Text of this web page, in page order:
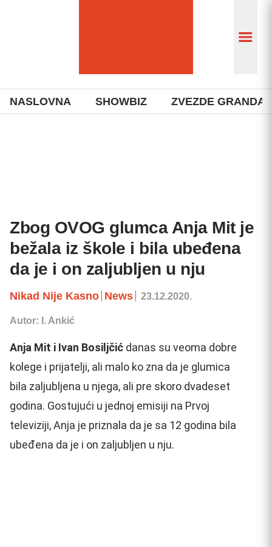
NASLOVNA SHOWBIZ ZVEZDE GRANDA
Zbog OVOG glumca Anja Mit je
bežala iz škole i bila ubeđena
da je i on zaljubljen u nju
Nikad Nije Kasno News 23.12.2020.
Autor: I. Ankić
Anja Mit i Ivan Bosiljčić danas su veoma dobre
kolege i prijatelji, ali malo ko zna da je glumica
bila zaljubljena u njega, ali pre skoro dvadeset
godina. Gostujući u jednoj emisiji na Prvoj
televiziji, Anja je priznala da je sa 12 godina bila
ubeđena da je i on zaljubljen u nju.